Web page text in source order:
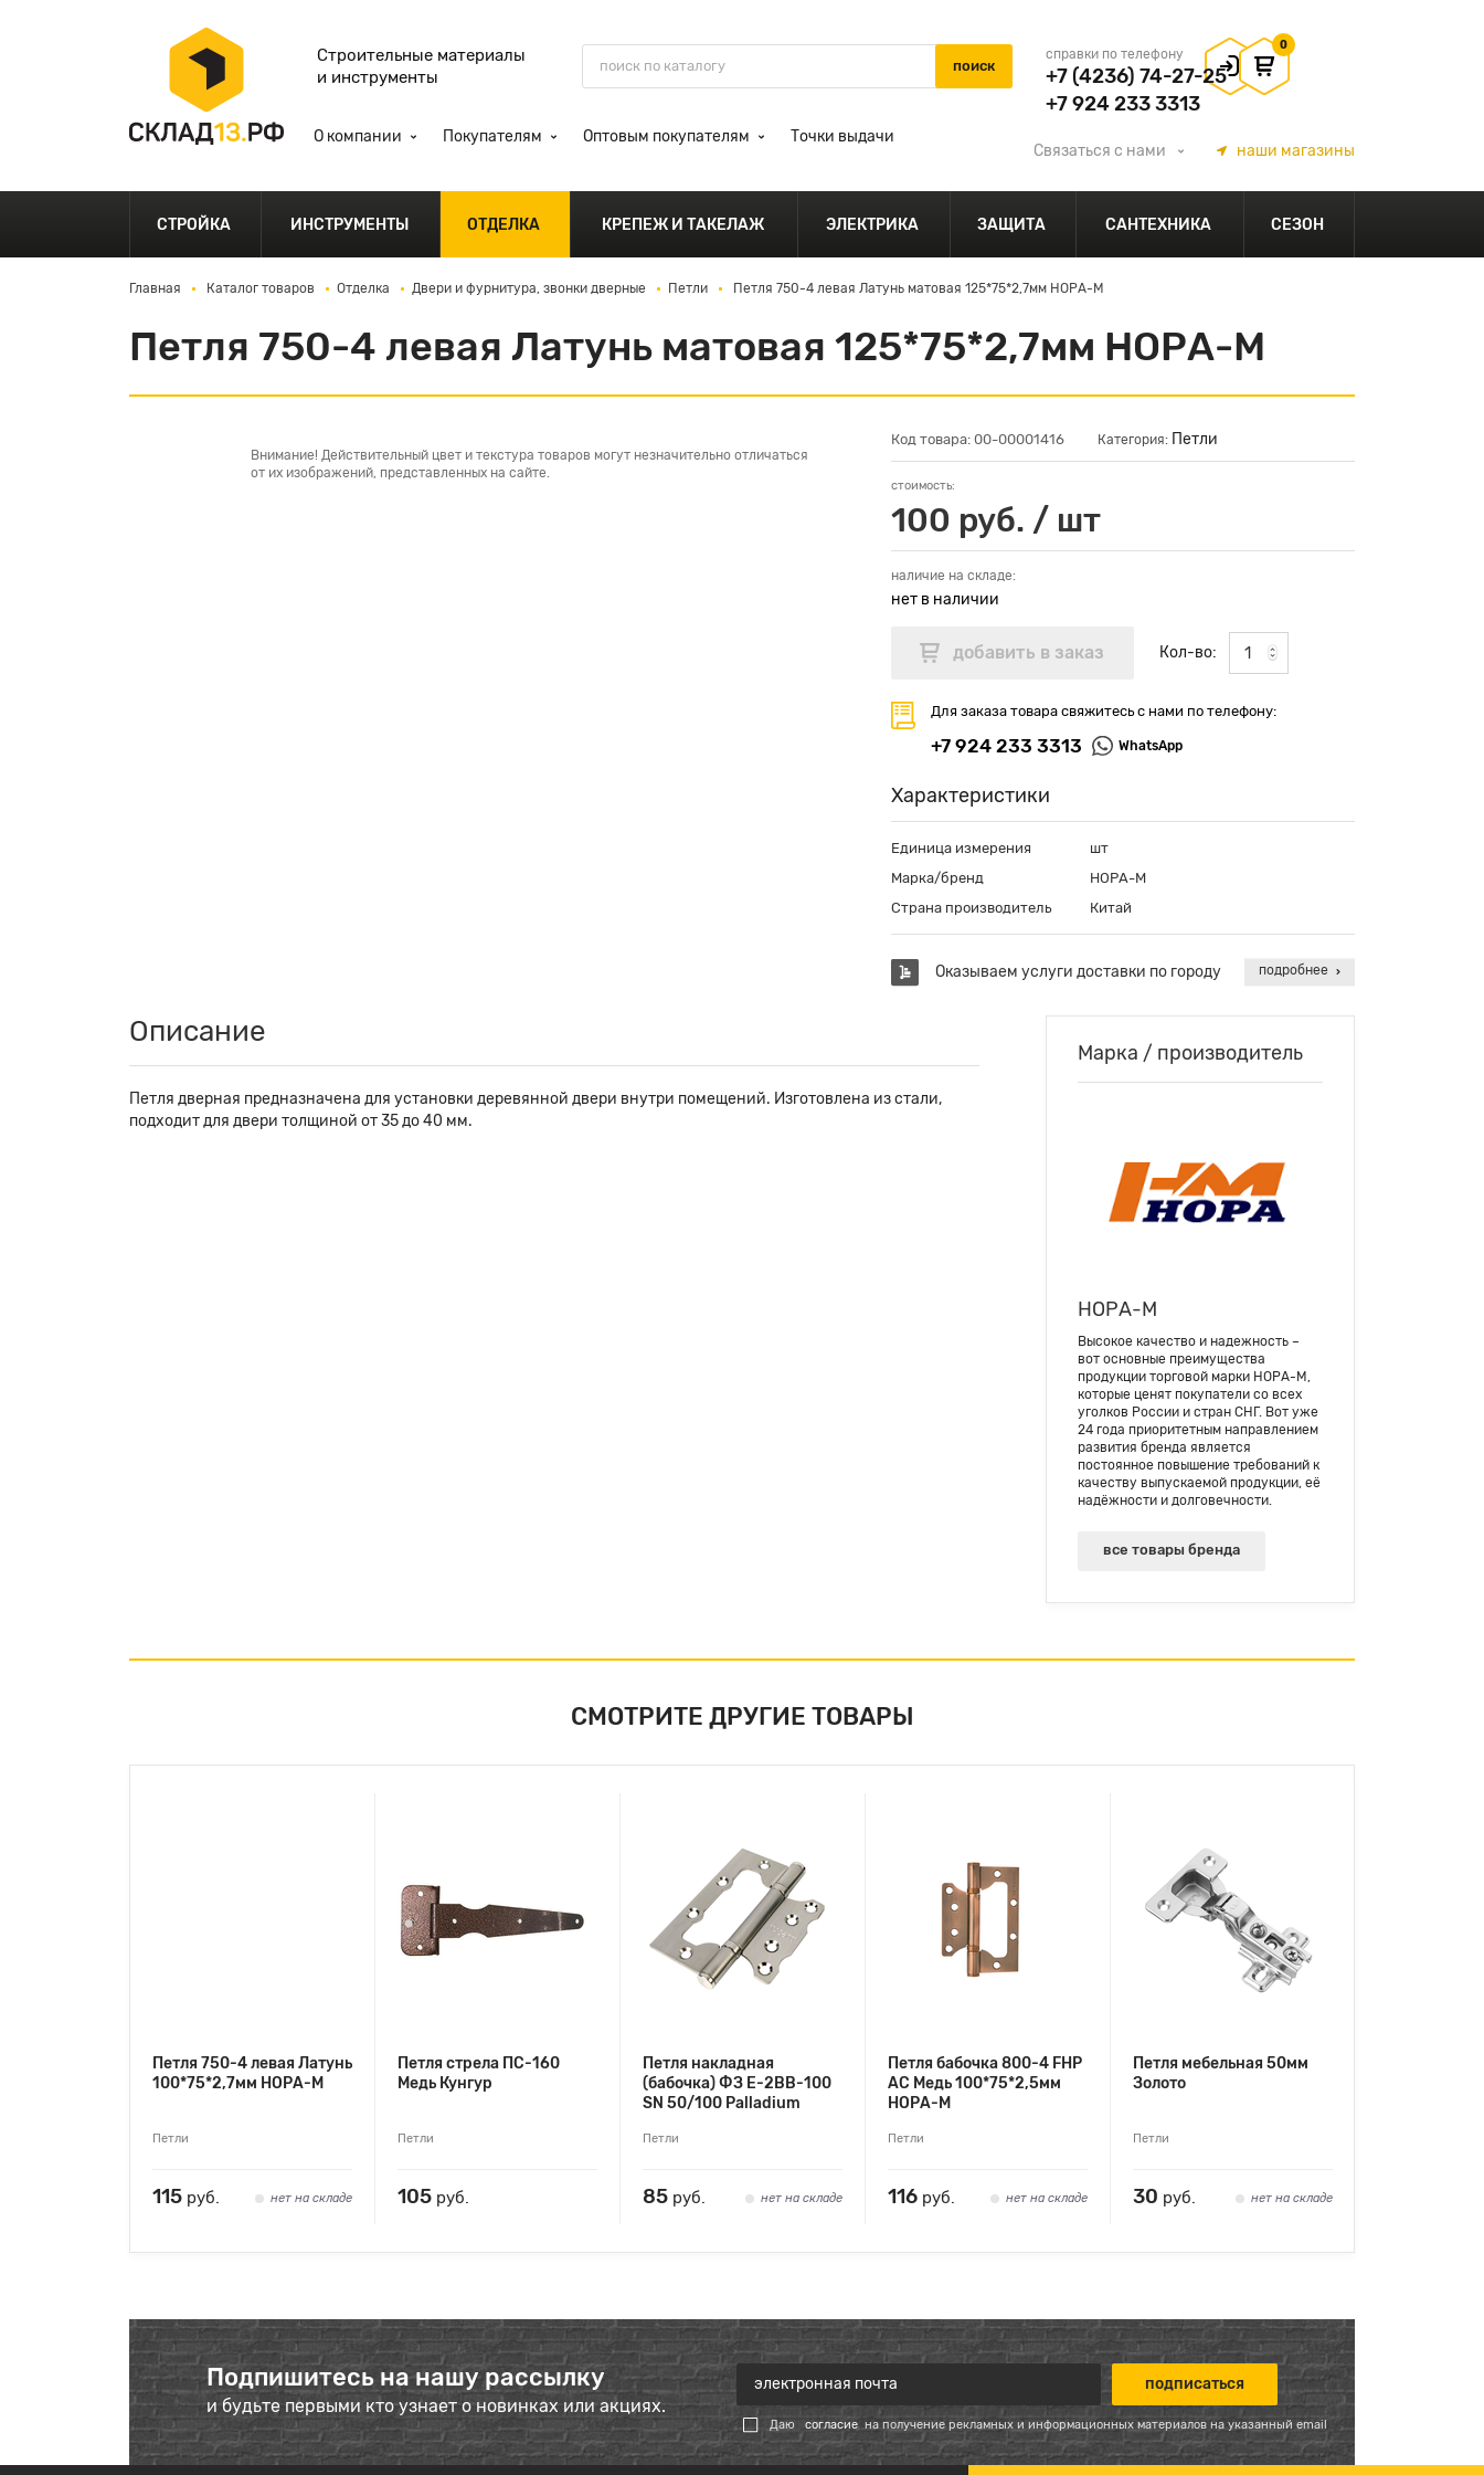
Строительные материалы
и инструменты
справки по телефону
+7 (4236) 74-27-25
+7 924 233 3313
0
О компании Покупателям Оптовым покупателям Точки выдачи
Связаться с нами наши магазины
СТРОЙКА ИНСТРУМЕНТЫ ОТДЕЛКА КРЕПЕЖ И ТАКЕЛАЖ ЭЛЕКТРИКА ЗАЩИТА САНТЕХНИКА СЕЗОН
Главная Каталог товаров Отделка Двери и фурнитура, звонки дверные Петли Петля 750-4 левая Латунь матовая 125*75*2,7мм НОРА-М
Петля 750-4 левая Латунь матовая 125*75*2,7мм НОРА-М
Внимание! Действительный цвет и текстура товаров могут незначительно отличаться
от их изображений, представленных на сайте.
Код товара: 00-00001416 Категория: Петли
стоимость:
100 руб. / шт
наличие на складе:
нет в наличии
Кол-во:
Для заказа товара свяжитесь с нами по телефону:
+7 924 233 3313 WhatsApp
Характеристики
Единица измерения
шт
Марка/бренд
НОРА-М
Страна производитель
Китай
Оказываем услуги доставки по городу подробнее
Описание
Петля дверная предназначена для установки деревянной двери внутри помещений. Изготовлена из стали,
подходит для двери толщиной от 35 до 40 мм.
Марка / производитель
НОРА-М
Высокое качество и надежность –
вот основные преимущества
продукции торговой марки НОРА-М,
которые ценят покупатели со всех
уголков России и стран СНГ. Вот уже
24 года приоритетным направлением
развития бренда является
постоянное повышение требований к
качеству выпускаемой продукции, её
надёжности и долговечности.
все товары бренда
СМОТРИТЕ ДРУГИЕ ТОВАРЫ
Петля 750-4 левая Латунь
100*75*2,7мм НОРА-М
Петли
115 руб. нет на складе
Петля стрела ПС-160
Медь Кунгур
Петли
105 руб.
Петля накладная
(бабочка) ФЗ E-2ВВ-100
SN 50/100 Palladium
Петли
85 руб. нет на складе
Петля бабочка 800-4 FHP
AС Медь 100*75*2,5мм
НОРА-М
Петли
116 руб. нет на складе
Петля мебельная 50мм
Золото
Петли
30 руб. нет на складе
Подпишитесь на нашу рассылку
и будьте первыми кто узнает о новинках или акциях.
Даю согласие на получение рекламных и информационных материалов на указанный email